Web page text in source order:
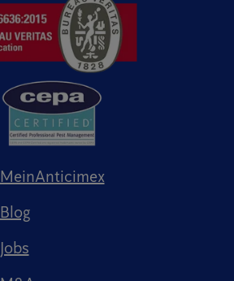
MeinAnticimex
Blog
Jobs